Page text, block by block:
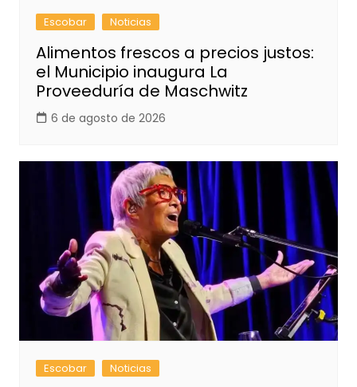
Escobar Noticias
Alimentos frescos a precios justos:
el Municipio inaugura La
Proveeduría de Maschwitz
6 de agosto de 2026
Escobar Noticias